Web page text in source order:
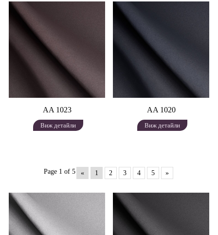
AA 1023
Виж детайли
AA 1020
Виж детайли
Page 1 of 5 « 1 2 3 4 5 »